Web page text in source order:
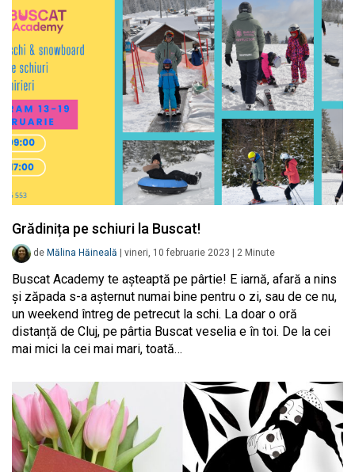
Grădinița pe schiuri la Buscat!
de Mălina Hăineală vineri, 10 februarie 2023 2 Minute
Buscat Academy te așteaptă pe pârtie! E iarnă, afară a nins
și zăpada s-a așternut numai bine pentru o zi, sau de ce nu,
un weekend întreg de petrecut la schi. La doar o oră
distanță de Cluj, pe pârtia Buscat veselia e în toi. De la cei
mai mici la cei mai mari, toată…